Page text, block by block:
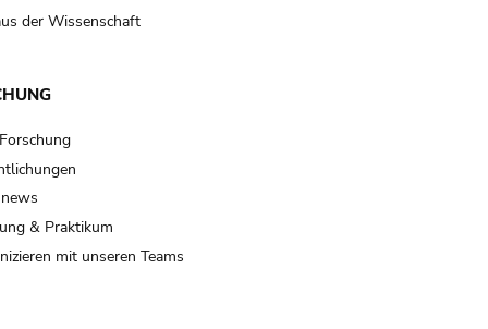
der Wissenschaft
& Praktikum
mit unseren Teams